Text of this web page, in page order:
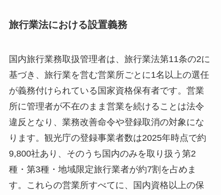
旅行業法における設置義務
国内旅行業務取扱管理者は、旅行業法第11条の2に
基づき、旅行業を営む営業所ごとに1名以上の選任
が義務付けられている国家資格保有者です。営業
所に管理者が不在のまま営業を続けることは法令
違反となり、業務改善命令や登録取消の対象にな
ります。観光庁の登録事業者数は2025年時点で約
9,800社あり、そのうち国内のみを取り扱う第2
種・第3種・地域限定旅行業者が約7割を占めま
す。これらの営業所すべてに、国内資格以上の保